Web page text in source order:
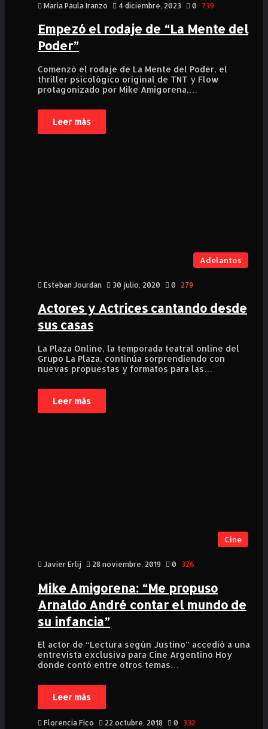
Maria Paula Iranzo 4 diciembre, 2023 0 739
Empezó el rodaje de “La Mente del
Poder”
Comenzó el rodaje de La Mente del Poder, el
thriller psicológico original de TNT y Flow
protagonizado por Mike Amigorena,…
Leer más
Adelantos
Esteban Jourdan 30 julio, 2020 0 279
Actores y Actrices cantando desde
sus casas
La Plaza Online, la temporada teatral online del
Grupo La Plaza, continúa sorprendiendo con
nuevas propuestas y formatos para las…
Leer más
Cine
Javier Erlij 28 noviembre, 2019 0 326
Mike Amigorena: “Me propuso
Arnaldo André contar el mundo de
su infancia”
El actor de “Lectura según Justino” accedió a una
entrevista exclusiva para Cine Argentino Hoy
donde contó entre otros temas…
Leer más
Florencia Fico 22 octubre, 2018 0 332